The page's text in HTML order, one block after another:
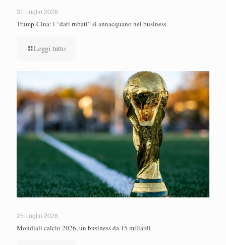
31 Luglio 2026
Trump-Cina: i “dati rubati” si annacquano nel business
Leggi tutto
25 Luglio 2026
Mondiali calcio 2026, un business da 15 miliardi